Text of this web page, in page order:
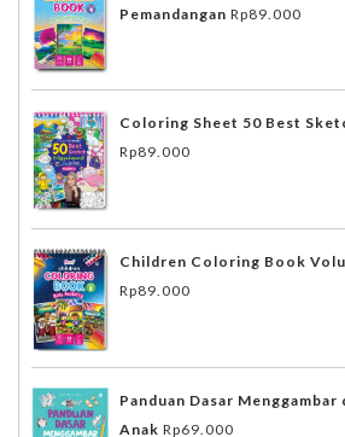
Pemandangan Rp89.000
Coloring Sheet 50 Best
Rp89.000
Children Coloring Book
Rp89.000
Panduan Dasar
Anak Rp69.000